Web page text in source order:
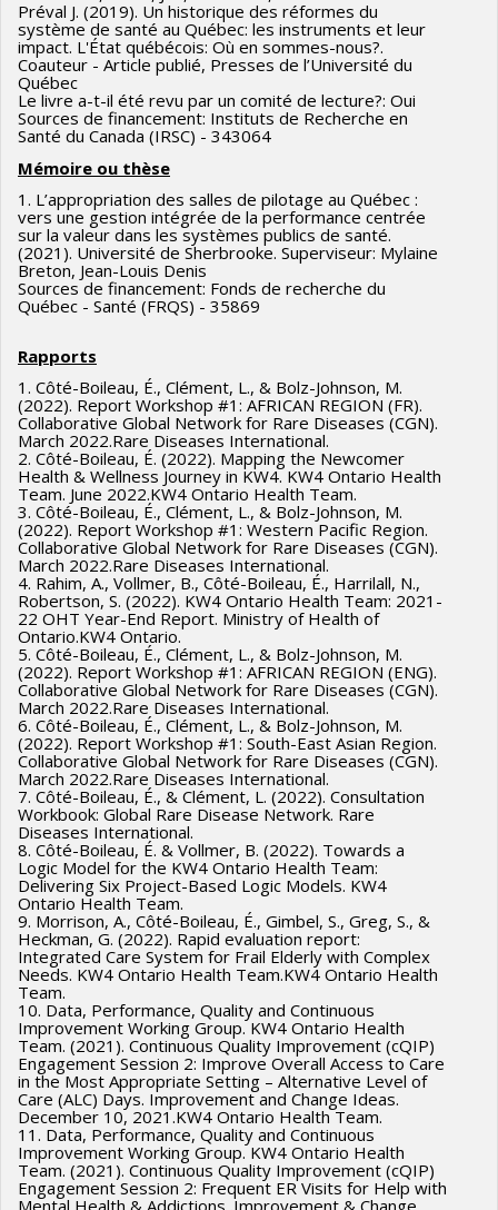
Préval J. (2019). Un historique des réformes du
système de santé au Québec: les instruments et leur
impact. L'État québécois: Où en sommes-nous?.
Coauteur - Article publié, Presses de l’Université du
Québec
Le livre a-t-il été revu par un comité de lecture?: Oui
Sources de financement: Instituts de Recherche en
Santé du Canada (IRSC) - 343064
Mémoire ou thèse
1. L’appropriation des salles de pilotage au Québec :
vers une gestion intégrée de la performance centrée
sur la valeur dans les systèmes publics de santé.
(2021). Université de Sherbrooke. Superviseur: Mylaine
Breton, Jean-Louis Denis
Sources de financement: Fonds de recherche du
Québec - Santé (FRQS) - 35869
Rapports
1. Côté-Boileau, É., Clément, L., & Bolz-Johnson, M.
(2022). Report Workshop #1: AFRICAN REGION (FR).
Collaborative Global Network for Rare Diseases (CGN).
March 2022.Rare Diseases International.
2. Côté-Boileau, É. (2022). Mapping the Newcomer
Health & Wellness Journey in KW4. KW4 Ontario Health
Team. June 2022.KW4 Ontario Health Team.
3. Côté-Boileau, É., Clément, L., & Bolz-Johnson, M.
(2022). Report Workshop #1: Western Pacific Region.
Collaborative Global Network for Rare Diseases (CGN).
March 2022.Rare Diseases International.
4. Rahim, A., Vollmer, B., Côté-Boileau, É., Harrilall, N.,
Robertson, S. (2022). KW4 Ontario Health Team: 2021-
22 OHT Year-End Report. Ministry of Health of
Ontario.KW4 Ontario.
5. Côté-Boileau, É., Clément, L., & Bolz-Johnson, M.
(2022). Report Workshop #1: AFRICAN REGION (ENG).
Collaborative Global Network for Rare Diseases (CGN).
March 2022.Rare Diseases International.
6. Côté-Boileau, É., Clément, L., & Bolz-Johnson, M.
(2022). Report Workshop #1: South-East Asian Region.
Collaborative Global Network for Rare Diseases (CGN).
March 2022.Rare Diseases International.
7. Côté-Boileau, É., & Clément, L. (2022). Consultation
Workbook: Global Rare Disease Network. Rare
Diseases International.
8. Côté-Boileau, É. & Vollmer, B. (2022). Towards a
Logic Model for the KW4 Ontario Health Team:
Delivering Six Project-Based Logic Models. KW4
Ontario Health Team.
9. Morrison, A., Côté-Boileau, É., Gimbel, S., Greg, S., &
Heckman, G. (2022). Rapid evaluation report:
Integrated Care System for Frail Elderly with Complex
Needs. KW4 Ontario Health Team.KW4 Ontario Health
Team.
10. Data, Performance, Quality and Continuous
Improvement Working Group. KW4 Ontario Health
Team. (2021). Continuous Quality Improvement (cQIP)
Engagement Session 2: Improve Overall Access to Care
in the Most Appropriate Setting – Alternative Level of
Care (ALC) Days. Improvement and Change Ideas.
December 10, 2021.KW4 Ontario Health Team.
11. Data, Performance, Quality and Continuous
Improvement Working Group. KW4 Ontario Health
Team. (2021). Continuous Quality Improvement (cQIP)
Engagement Session 2: Frequent ER Visits for Help with